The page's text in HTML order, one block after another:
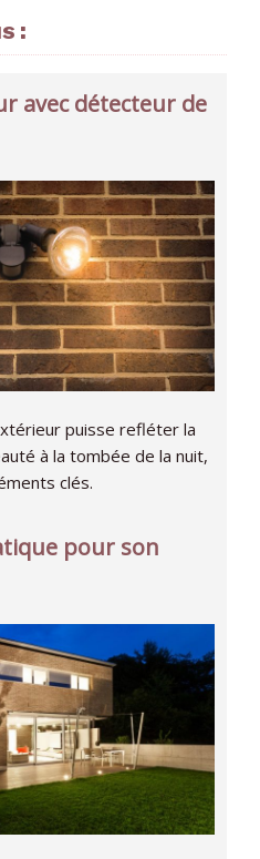
:
avec détecteur de
puisse refléter la
à la tombée de la nuit,
clés.
pour son